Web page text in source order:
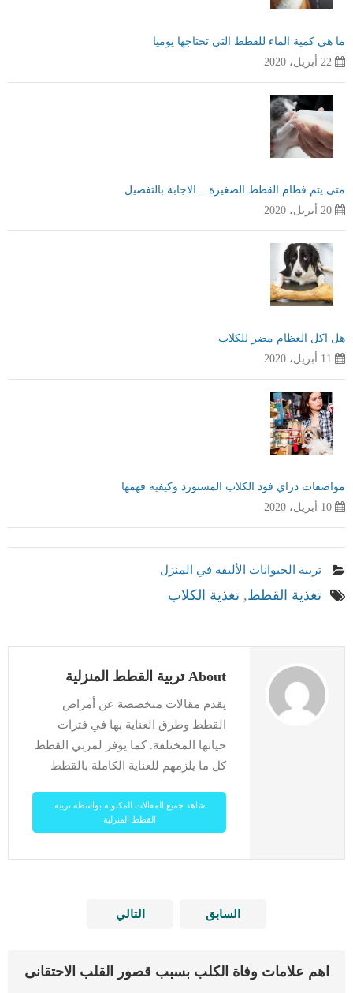
ما هي كمية الماء للقطط التي تحتاجها يوميا
22 أبريل، 2020
متى يتم فطام القطط الصغيرة .. الاجابة بالتفصيل
20 أبريل، 2020
هل اكل العظام مضر للكلاب
11 أبريل، 2020
مواصفات دراي فود الكلاب المستورد وكيفية فهمها
10 أبريل، 2020
تربية الحيوانات الأليفة في المنزل
تغذية القطط, تغذية الكلاب
About تربية القطط المنزلية
يقدم مقالات متخصصة عن أمراض
القطط وطرق العناية بها في فترات
حياتها المختلفة. كما يوفر لمربي القطط
كل ما يلزمهم للعناية الكاملة بالقطط
شاهد جميع المقالات المكتوبة بواسطة تربية
القطط المنزلية
السابق التالي
اهم علامات وفاة الكلب بسبب قصور القلب الاحتقانى